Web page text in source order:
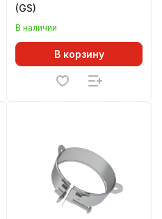
(GS)
В наличии
В корзину